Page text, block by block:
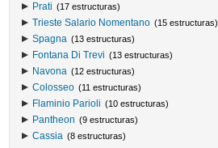
Prati (17 estructuras)
Trieste Salario Nomentano (15 estructuras)
Spagna (13 estructuras)
Fontana Di Trevi (13 estructuras)
Navona (12 estructuras)
Colosseo (11 estructuras)
Flaminio Parioli (10 estructuras)
Pantheon (9 estructuras)
Cassia (8 estructuras)